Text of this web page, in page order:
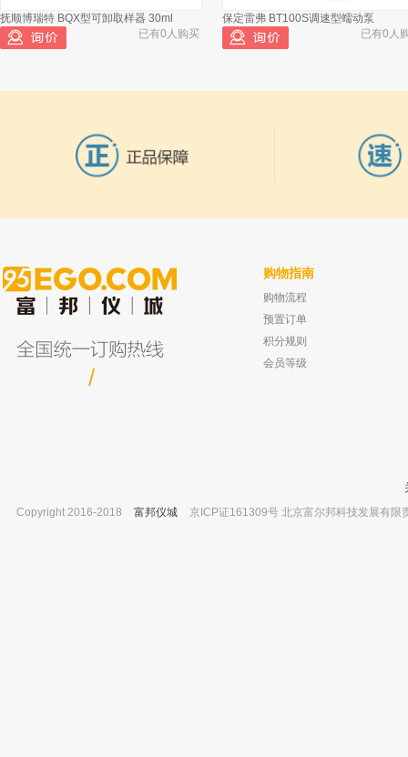
抚顺博瑞特 BQX型可卸取样器 30ml
已有0人购买
保定雷弗 BT100S调速型蠕动泵
已有0人
上海岛津 Rtx®-5 气相色谱柱 内径：
0.53mm，膜厚：1.50μm，柱长：6
北京海岸鸿蒙 甲醇中联苯胺溶液标准
1000μg/ml 1ml
/
购物指南
购物流程
预置订单
积分规则
会员等级
Copyright 2016-2018
富邦仪城 京ICP证161309号 北京富尔邦科技发展有